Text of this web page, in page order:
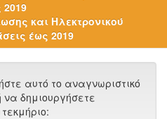
και Ηλεκτρονικού
έως 2019
αυτό το αναγνωριστικό
δημιουργήσετε